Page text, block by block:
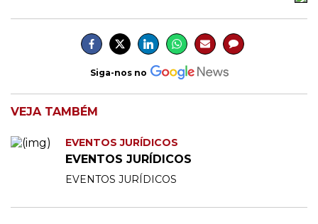
Siga-nos no
VEJA TAMBÉM
EVENTOS JURÍDICOS
EVENTOS JURÍDICOS
EVENTOS JURÍDICOS